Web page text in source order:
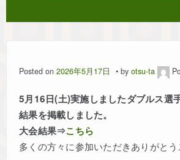
協会概要
Posted on 2026年5月17日 by otsu-ta
5月16日(土)実施しましたダブルス選
結果を掲載しました。
大会結果⇒こちら
多くの方々に参加いただきありがとう